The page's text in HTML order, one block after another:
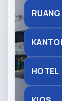
HOTEL